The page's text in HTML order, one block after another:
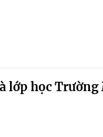
lớp học